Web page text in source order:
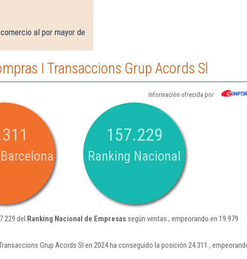
al por mayor de
I Transaccions Grup Acords Sl
Información ofrecida por
157.229
Ranking Nacional
del Ranking Nacional de Empresassegún ventas , empeorando en 19.979
Grup Acords Sl en 2024 ha conseguido la posición 24.311 ,